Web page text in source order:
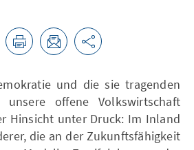
und die sie tragenden
offene Volkswirtschaft
Hinsicht unter Druck: Im Inland
die an der Zukunftsfähigkeit